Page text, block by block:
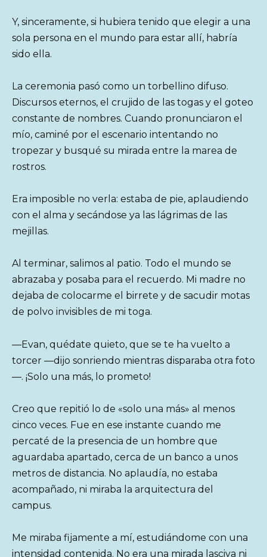
Y, sinceramente, si hubiera tenido que elegir a una
sola persona en el mundo para estar allí, habría
sido ella.
La ceremonia pasó como un torbellino difuso.
Discursos eternos, el crujido de las togas y el goteo
constante de nombres. Cuando pronunciaron el
mío, caminé por el escenario intentando no
tropezar y busqué su mirada entre la marea de
rostros.
Era imposible no verla: estaba de pie, aplaudiendo
con el alma y secándose ya las lágrimas de las
mejillas.
Al terminar, salimos al patio. Todo el mundo se
abrazaba y posaba para el recuerdo. Mi madre no
dejaba de colocarme el birrete y de sacudir motas
de polvo invisibles de mi toga.
—Evan, quédate quieto, que se te ha vuelto a
torcer —dijo sonriendo mientras disparaba otra foto
—. ¡Solo una más, lo prometo!
Creo que repitió lo de «solo una más» al menos
cinco veces. Fue en ese instante cuando me
percaté de la presencia de un hombre que
aguardaba apartado, cerca de un banco a unos
metros de distancia. No aplaudía, no estaba
acompañado, ni miraba la arquitectura del
campus.
Me miraba fijamente a mí, estudiándome con una
intensidad contenida. No era una mirada lasciva ni